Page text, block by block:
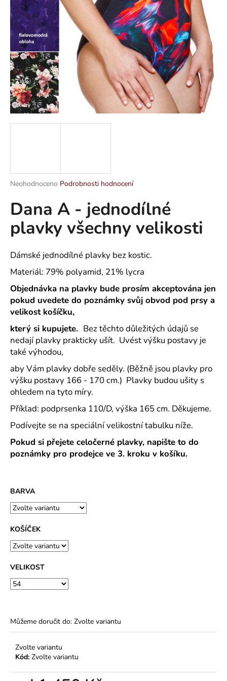
Průměrné
produktu
je
hvězdiček.
Neohodnoceno Podrobnosti hodnocení
Dana A - jednodílné
plavky všechny velikosti
Dámské jednodílné plavky bez kostic.
Materiál: 79% polyamid, 21% lycra
Objednávka na plavky bude prosím akceptována jen
pokud uvedete do poznámky svůj obvod pod prsy a
velikost košíčku,
který si kupujete. Bez těchto důležitých údajů se
nedají plavky prakticky ušít. Uvést výšku postavy je
také výhodou,
aby Vám plavky dobře seděly. (Běžně jsou plavky pro
výšku postavy 166 - 170 cm.) Plavky budou ušity s
ohledem na tyto míry.
Příklad: podprsenka 110/D, výška 165 cm. Děkujeme.
Podívejte se na speciální velikostní tabulku níže.
Pokud si přejete celočerné plavky, napište to do
poznámky pro prodejce ve 3. kroku v košíku.
BARVA
KOŠÍČEK
VELIKOST
Můžeme doručit do: Zvolte variantu
Zvolte variantu
Kód: Zvolte variantu
a
j
í
t
?
o
p
r
u
č
u
j
e
m
e
TAMARIS
28201-
42
BÉŽOVÉ
DÁMSKÉ
SANDÁLY
NA
PODPATKU
1
390
Kč